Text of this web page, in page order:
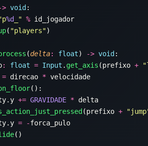
> void
%d _" %
( "players"
(delta: float) -> void
: float = Input . get_axis (prefixo +
= direcao *
+= GRAVIDADE *
(prefixo +
= -